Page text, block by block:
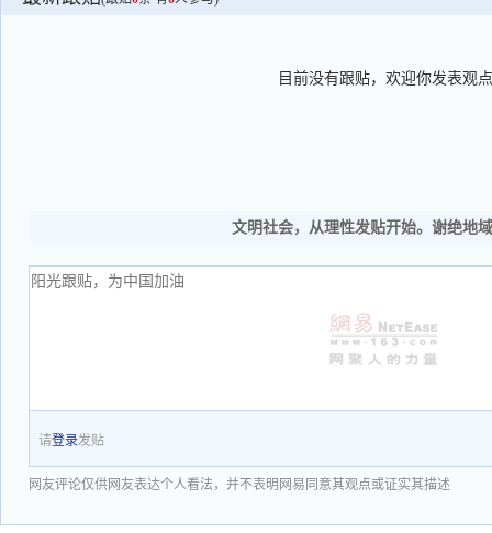
目前没有跟贴，欢迎你发表观点
文明社会，从理性发贴开始。谢绝地
请登录发贴
网友评论仅供网友表达个人看法，并不表明网易同意其观点或证实其描述